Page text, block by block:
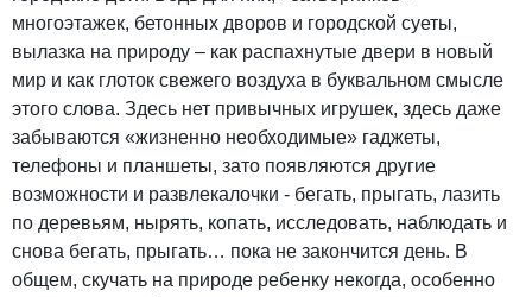
многоэтажек, бетонных дворов и городской суеты,
вылазка на природу – как распахнутые двери в новый
мир и как глоток свежего воздуха в буквальном смысле
этого слова. Здесь нет привычных игрушек, здесь даже
забываются «жизненно необходимые» гаджеты,
телефоны и планшеты, зато появляются другие
возможности и развлекалочки - бегать, прыгать, лазить
по деревьям, нырять, копать, исследовать, наблюдать и
снова бегать, прыгать… пока не закончится день. В
общем, скучать на природе ребенку некогда, особенно